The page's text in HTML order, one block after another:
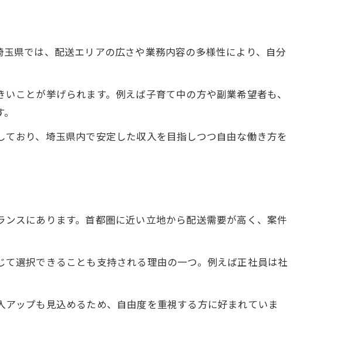
準とは
バースタイル
すめの理由
際の注意点
働き方とは
リスク
解説
を賢く選ぶ
働き方のコツ
な案件とは
事情
県では、配送エリアの広さや業務内容の多様性により、自分
ことが挙げられます。例えば子育て中の方や副業希望者も、
おり、埼玉県内で安定した収入を目指しつつ自由な働き方を
スにあります。首都圏に近い立地から配送需要が高く、案件
選択できることも支持される理由の一つ。例えば正社員は社
ップも見込めるため、自由度を重視する方に好まれていま